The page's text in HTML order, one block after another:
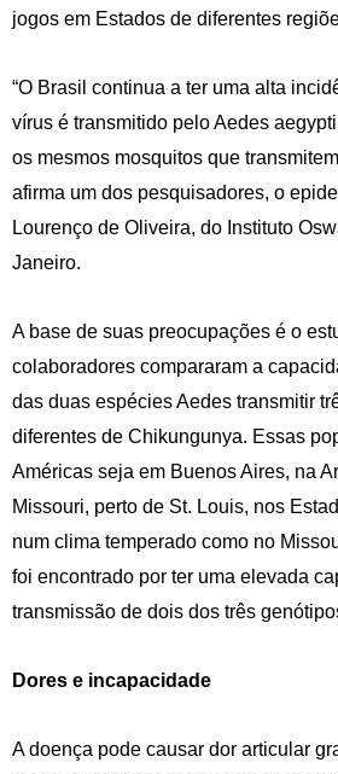
jogos em Estados de diferentes
“O Brasil continua a ter uma alta
vírus é transmitido pelo Aedes
os mesmos mosquitos que
afirma um dos pesquisadores, o
Lourenço de Oliveira, do Instituto
Janeiro.
A base de suas preocupações é o
colaboradores compararam a
das duas espécies Aedes transmitir
diferentes de Chikungunya. Essas
Américas seja em Buenos Aires, na
Missouri, perto de St. Louis, nos
num clima temperado como no
foi encontrado por ter uma elevada
transmissão de dois dos três
Dores e incapacidade
A doença pode causar dor articular